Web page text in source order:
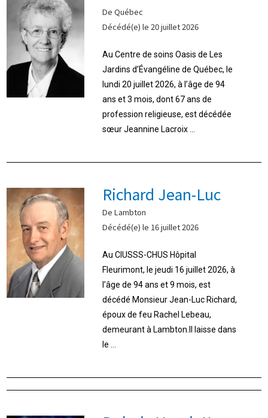
De Québec
Décédé(e) le 20 juillet 2026
Au Centre de soins Oasis de Les
Jardins d’Évangéline de Québec, le
lundi 20 juillet 2026, à l’âge de 94
ans et 3 mois, dont 67 ans de
profession religieuse, est décédée
sœur Jeannine Lacroix ...
Richard Jean-Luc
De Lambton
Décédé(e) le 16 juillet 2026
Au CIUSSS-CHUS Hôpital
Fleurimont, le jeudi 16 juillet 2026, à
l’âge de 94 ans et 9 mois, est
décédé Monsieur Jean-Luc Richard,
époux de feu Rachel Lebeau,
demeurant à Lambton.Il laisse dans
le ...